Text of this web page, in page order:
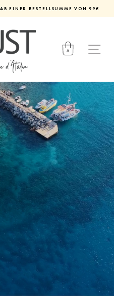
pausieren
EINER BESTELLSUMME VON 99€